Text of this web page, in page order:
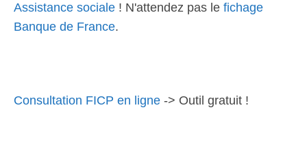
Assistance sociale ! N'attendez pas le fichage
Banque de France.
Consultation FICP en ligne -> Outil gratuit !